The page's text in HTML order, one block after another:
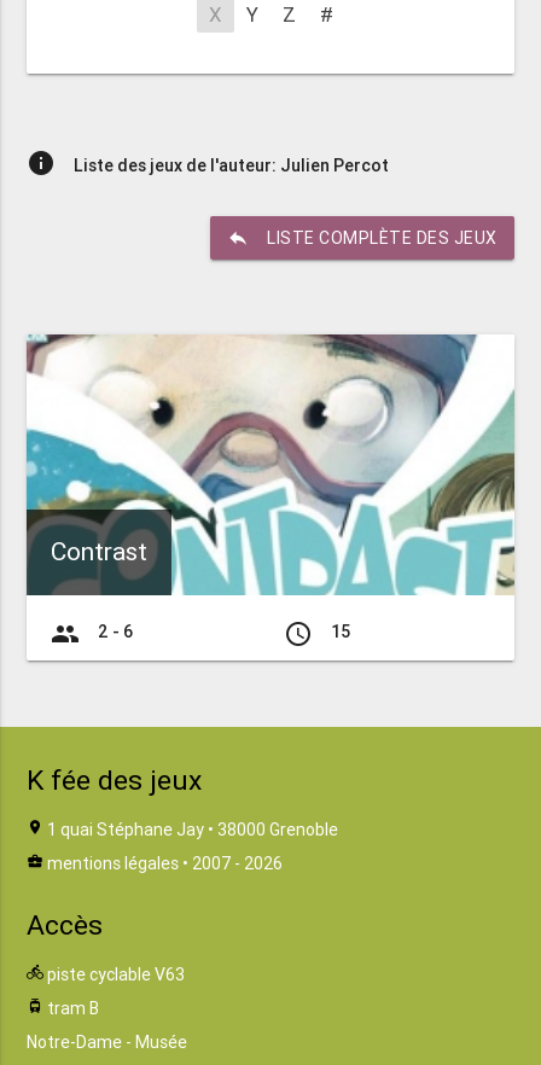
X
Y Z #
info Liste des jeux de l'auteur: Julien Percot
reply LISTE COMPLÈTE DES JEUX
Contrast
group 2 - 6 access_time 15
K fée des jeux
location_on 1 quai Stéphane Jay • 38000 Grenoble
business_center mentions légales • 2007 - 2026
Accès
directions_bike piste cyclable V63
tram tram B
Notre-Dame - Musée